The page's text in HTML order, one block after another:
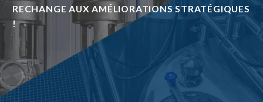
RECHANGE AUX AMÉLIORATIONS STRATÉGIQUES
!